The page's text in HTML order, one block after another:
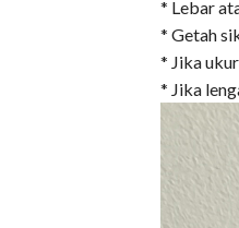
* Lebar
* Getah
* Jika
* Jika